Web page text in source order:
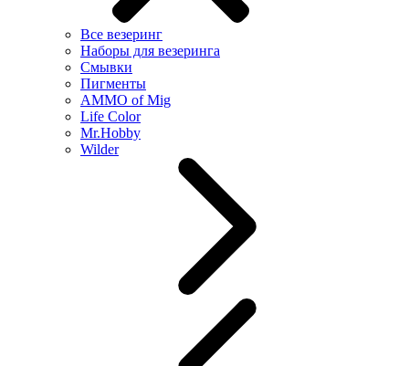
Все везеринг
Наборы для везеринга
Смывки
Пигменты
AMMO of Mig
Life Color
Mr.Hobby
Wilder